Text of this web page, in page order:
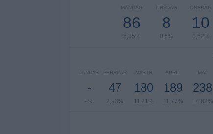
MANDAG
86
5,35%
TIRSDAG
8
0,5%
ONSDAG
10
0,62%
JANUAR
-
- %
FEBRUAR
47
2,93%
MARTS
180
11,21%
APRIL
189
11,77%
MAJ
238
14,82%